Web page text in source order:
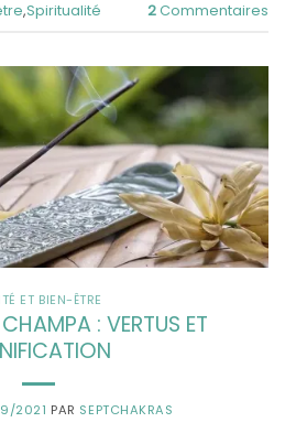
,Spiritualité 2Commentaires
ET BIEN-ÊTRE
: VERTUS ET
2021 PAR SEPTCHAKRAS